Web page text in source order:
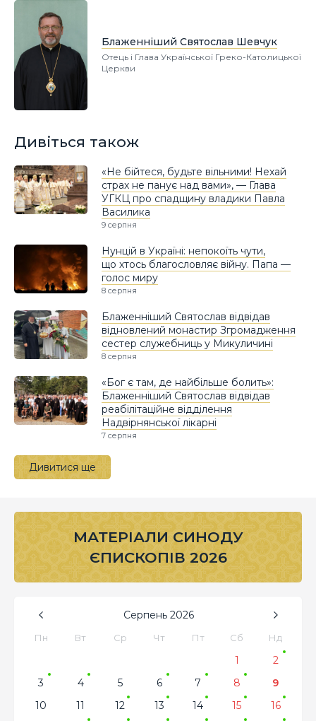
Блаженніший Святослав Шевчук
Отець і Глава Української Греко-Католицької
Церкви
Дивіться також
«Не бійтеся, будьте вільними! Нехай
страх не панує над вами», — Глава
УГКЦ про спадщину владики Павла
Василика
9 серпня
Нунцій в Україні: непокоїть чути,
що хтось благословляє війну. Папа —
голос миру
8 серпня
Блаженніший Святослав відвідав
відновлений монастир Згромадження
сестер служебниць у Микуличині
8 серпня
«Бог є там, де найбільше болить»:
Блаженніший Святослав відвідав
реабілітаційне відділення
Надвірнянської лікарні
7 серпня
Дивитися ще
МАТЕРІАЛИ СИНОДУ
ЄПИСКОПІВ 2026
Серпень 2026
Пн Вт Ср Чт Пт Сб Нд
1
2
3
4 5 6 7 8
9
10
11 12 13 14 15
16